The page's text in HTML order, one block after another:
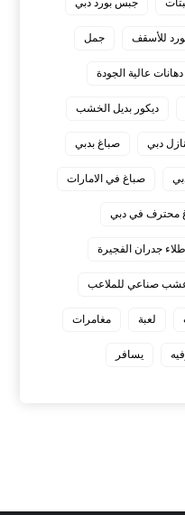
جبس بورد دبي
للأسقف جمل
دهانات عالية الجودة
ديكور بديل الخشب
دبي صباغ بدبي
صباغ في الامارات
محترف في دبي
طلاء جدران الفجيرة
صناعي للملاعب
لعبة مغامرات
يسافر